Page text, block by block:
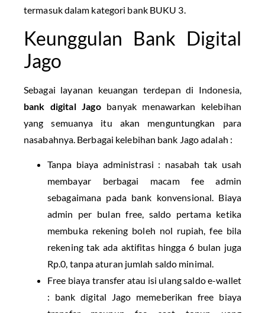
termasuk dalam kategori bank BUKU 3.
Keunggulan Bank Digital
Jago
Sebagai layanan keuangan terdepan di Indonesia,
bank digital Jagobanyak menawarkan kelebihan
yang semuanya itu akan menguntungkan para
nasabahnya. Berbagai kelebihan bank Jago adalah :
Tanpa biaya administrasi : nasabah tak usah
membayar berbagai macam fee admin
sebagaimana pada bank konvensional. Biaya
admin per bulan free, saldo pertama ketika
membuka rekening boleh nol rupiah, fee bila
rekening tak ada aktifitas hingga 6 bulan juga
Rp.0, tanpa aturan jumlah saldo minimal.
Free biaya transfer atau isi ulang saldo e-wallet
: bank digital Jago memeberikan free biaya